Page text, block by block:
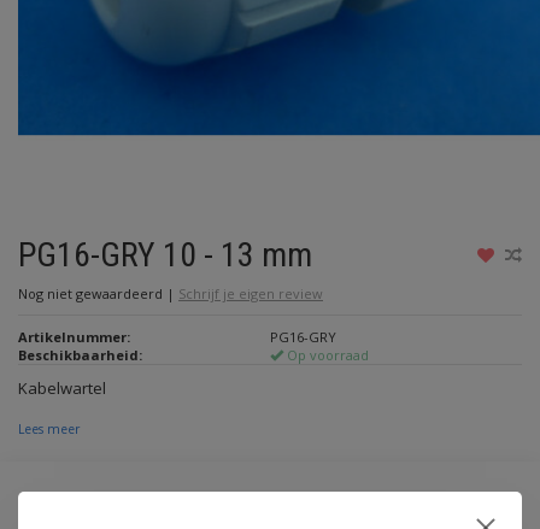
PG16-GRY 10 - 13 mm
Nog niet gewaardeerd | Schrijf je eigen review
Artikelnummer:
PG16-GRY
Beschikbaarheid:
Op voorraad
Kabelwartel
Lees meer
€0,50